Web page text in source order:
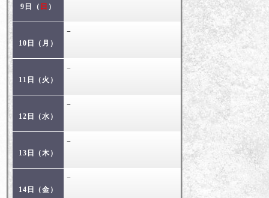
9日（ 日 ）
10日（月）
−
11日（火）
−
12日（水）
−
13日（木）
−
14日（金）
−